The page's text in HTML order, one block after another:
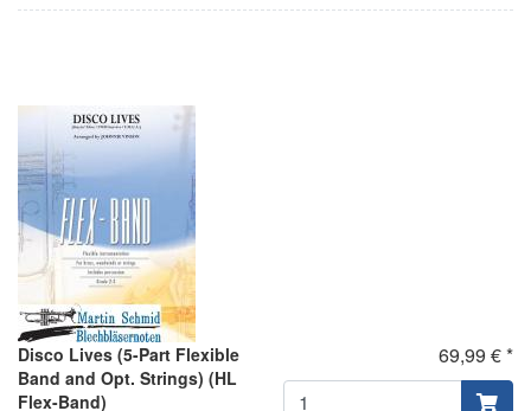
Disco Lives (5-Part Flexible
Band and Opt. Strings) (HL
Flex-Band)
69,99 € *